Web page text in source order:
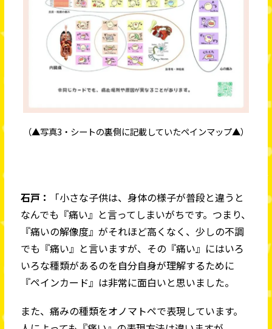
（▲写真3・シートの裏側に記載していたペインマップ▲）
石戸：
「小さな子供は、身体の様子が普段と違うと
なんでも『痛い』と言ってしまいがちです。つまり、
『痛いの解像度』がそれほど高くなく、少しの不調
でも『痛い』と言いますが、その『痛い』にはいろ
いろな種類があるのを自分自身が理解するために
『ペインカード』は非常に面白いと思いました。
また、痛みの種類をオノマトペで表現しています。